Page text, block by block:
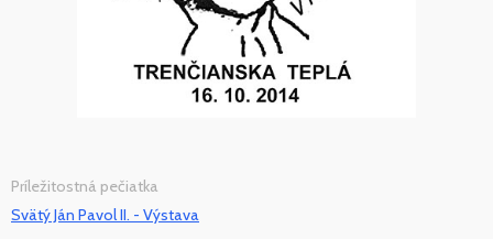
Príležitostná pečiatka
Svätý Ján Pavol II. - Výstava